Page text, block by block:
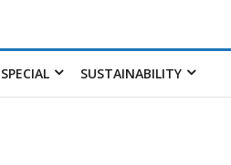
SPECIAL SUSTAINABILITY